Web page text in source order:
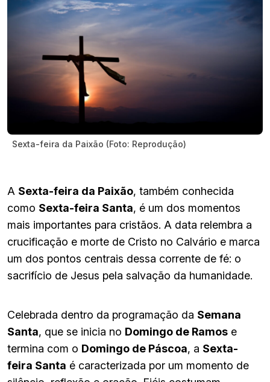
Sexta-feira da Paixão (Foto: Reprodução)
A Sexta-feira da Paixão, também conhecida
como Sexta-feira Santa, é um dos momentos
mais importantes para cristãos. A data relembra a
crucificação e morte de Cristo no Calvário e marca
um dos pontos centrais dessa corrente de fé: o
sacrifício de Jesus pela salvação da humanidade.
Celebrada dentro da programação da Semana
Santa, que se inicia no Domingo de Ramos e
termina com o Domingo de Páscoa, a Sexta-
feira Santa é caracterizada por um momento de